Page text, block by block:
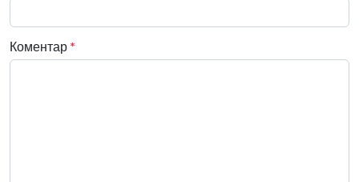
Коментар *